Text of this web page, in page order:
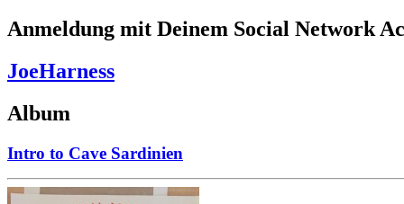
Anmeldung mit Deinem Social Network
JoeHarness
Album
Intro to Cave Sardinien